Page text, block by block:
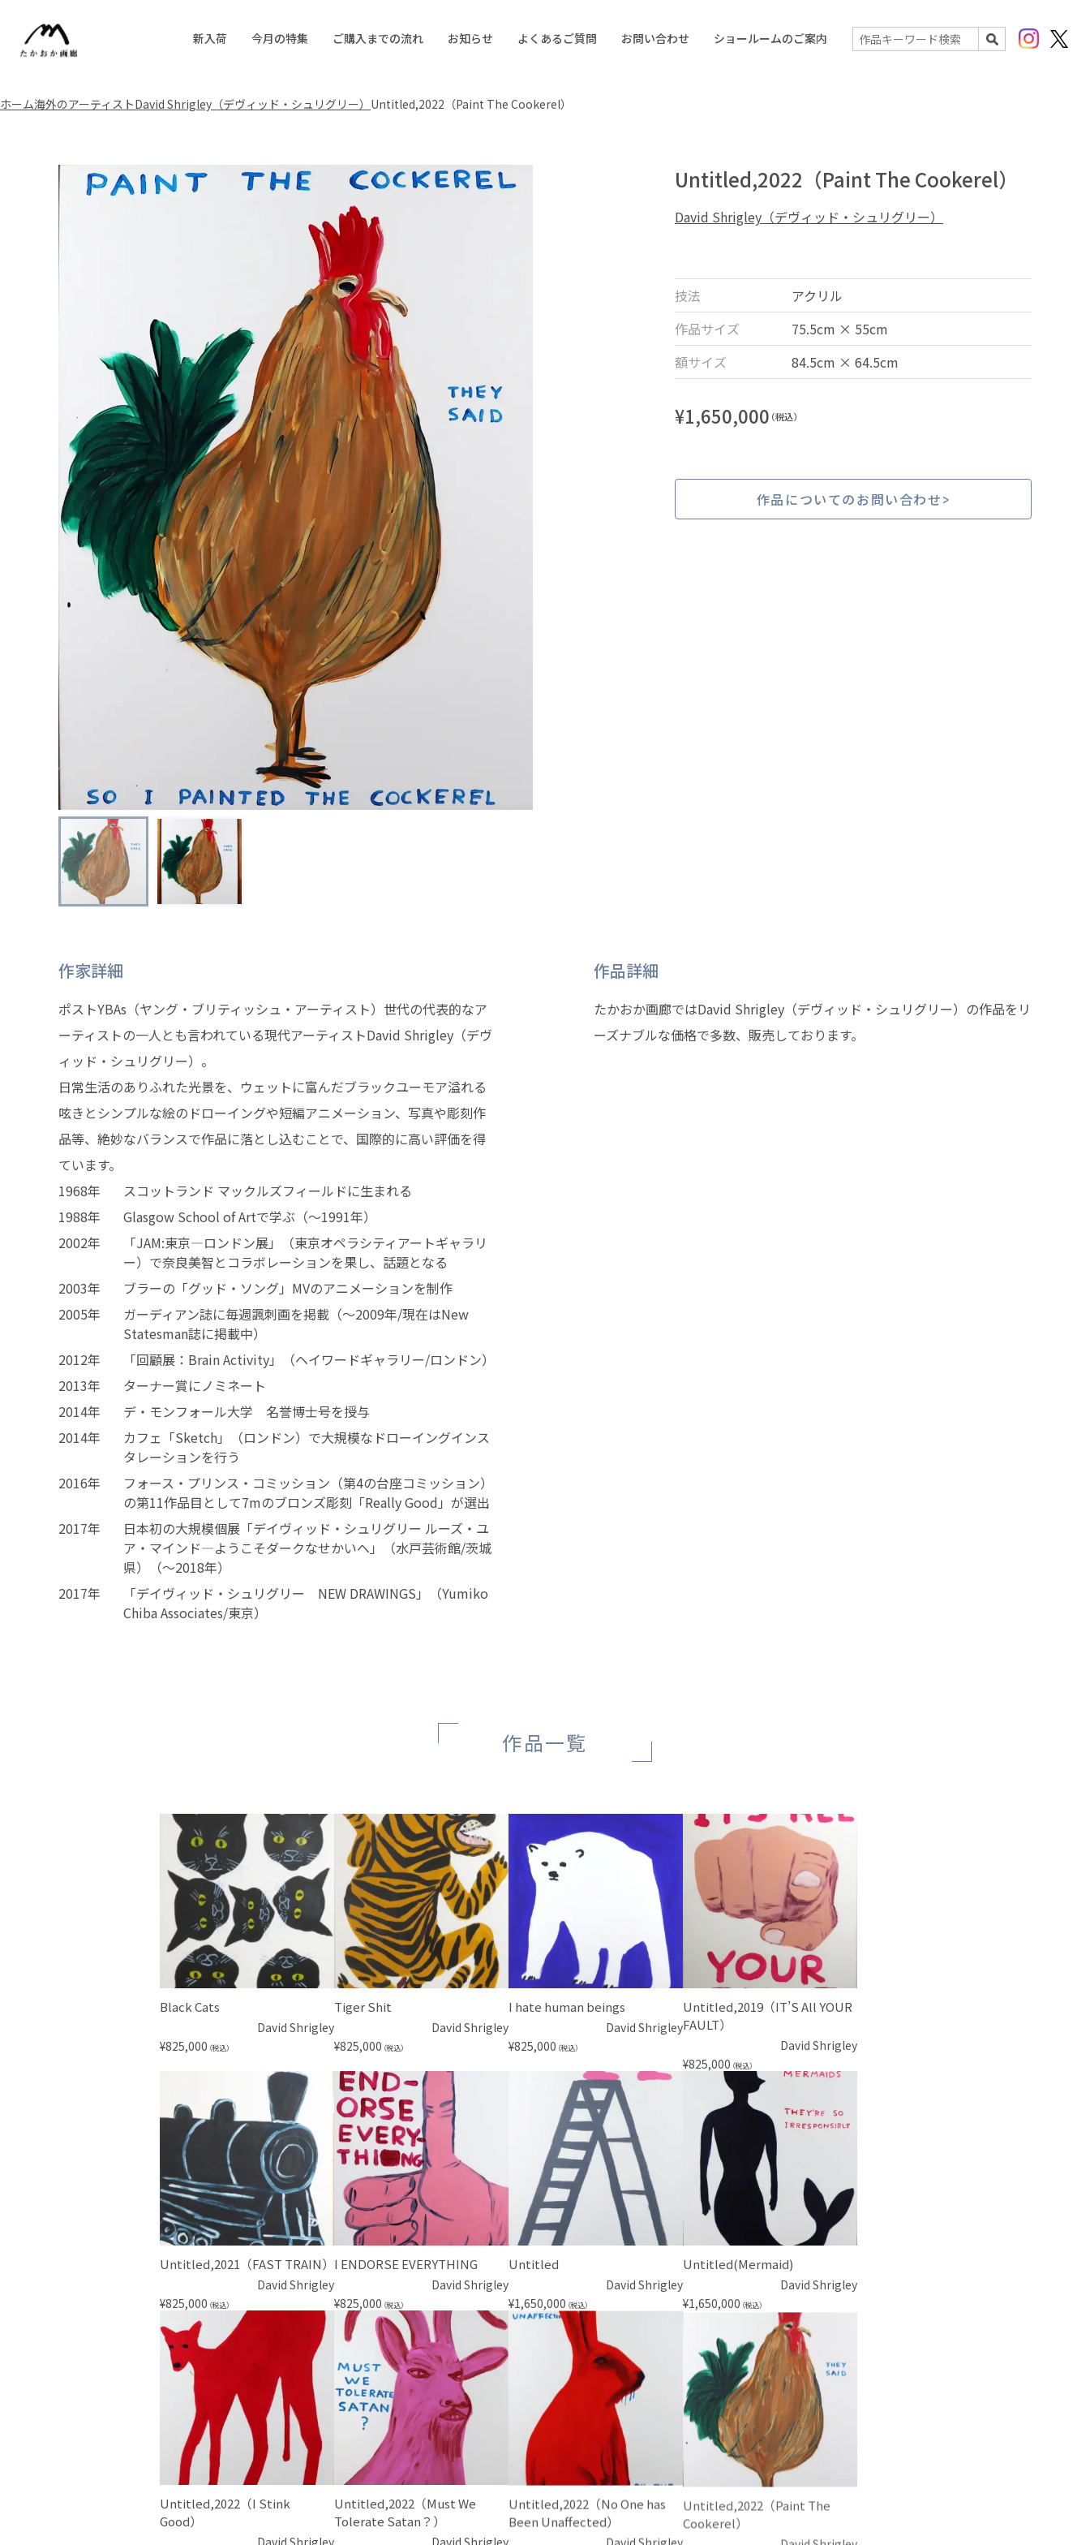
新入荷 今月の特集 ご購入までの流れ お知らせ よくあるご質問 お問い合わせ ショールームのご案内
検索
Instagram
ホーム海外のアーティストDavid Shrigley（デヴィッド・シュリグリー） Untitled,2022（Paint The Cookerel）
Untitled,2022（Paint The Cookerel）
David Shrigley（デヴィッド・シュリグリー）
技法
アクリル
作品サイズ
75.5cm × 55cm
額サイズ
84.5cm × 64.5cm
¥1,650,000 （税込）
作品についてのお問い合わせ
作家詳細
ポストYBAs（ヤング・ブリティッシュ・アーティスト）世代の代表的なア
ーティストの一人とも言われている現代アーティストDavid Shrigley（デヴ
ィッド・シュリグリー）。
日常生活のありふれた光景を、ウェットに富んだブラックユーモア溢れる
呟きとシンプルな絵のドローイングや短編アニメーション、写真や彫刻作
品等、絶妙なバランスで作品に落とし込むことで、国際的に高い評価を得
ています。
1968年
スコットランド マックルズフィールドに生まれる
1988年
Glasgow School of Artで学ぶ（～1991年）
2002年
「JAM:東京—ロンドン展」（東京オペラシティアートギャラリ
ー）で奈良美智とコラボレーションを果し、話題となる
2003年
ブラーの「グッド・ソング」MVのアニメーションを制作
2005年
ガーディアン誌に毎週諷刺画を掲載（～2009年/現在はNew
Statesman誌に掲載中）
2012年
「回顧展：Brain Activity」（ヘイワードギャラリー/ロンドン）
2013年
ターナー賞にノミネート
2014年
デ・モンフォール大学 名誉博士号を授与
2014年
カフェ「Sketch」（ロンドン）で大規模なドローイングインス
タレーションを行う
2016年
フォース・プリンス・コミッション（第4の台座コミッション）
の第11作品目として7mのブロンズ彫刻「Really Good」が選出
2017年
日本初の大規模個展「デイヴィッド・シュリグリー ルーズ・ユ
ア・マインド―ようこそダークなせかいへ」（水戸芸術館/茨城
県）（～2018年）
2017年
「デイヴィッド・シュリグリー NEW DRAWINGS」（Yumiko
Chiba Associates/東京）
作品詳細
たかおか画廊ではDavid Shrigley（デヴィッド・シュリグリー）の作品をリ
ーズナブルな価格で多数、販売しております。
作品一覧
Black Cats
David Shrigley
¥825,000 （税込）
Tiger Shit
David Shrigley
¥825,000 （税込）
I hate human beings
David Shrigley
¥825,000 （税込）
Untitled,2019（IT’S All YOUR
FAULT）
David Shrigley
¥825,000 （税込）
Untitled,2021（FAST TRAIN）
David Shrigley
¥825,000 （税込）
I ENDORSE EVERYTHING
David Shrigley
¥825,000 （税込）
Untitled
David Shrigley
¥1,650,000 （税込）
Untitled(Mermaid)
David Shrigley
¥1,650,000 （税込）
Untitled,2022（I Stink
Good）
David Shrigley
Untitled,2022（Must We
Tolerate Satan？）
David Shrigley
Untitled,2022（No One has
Been Unaffected）
David Shrigley
Untitled,2022（Paint The
Cookerel）
David Shrigley